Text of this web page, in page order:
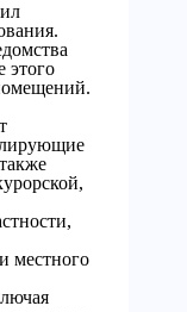
этого
местного